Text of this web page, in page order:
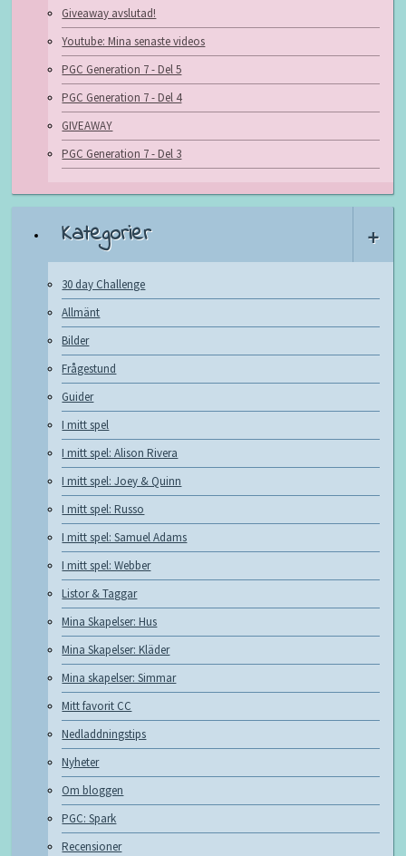
Giveaway avslutad!
Youtube: Mina senaste videos
PGC Generation 7 - Del 5
PGC Generation 7 - Del 4
GIVEAWAY
PGC Generation 7 - Del 3
Kategorier +
30 day Challenge
Allmänt
Bilder
Frågestund
Guider
I mitt spel
I mitt spel: Alison Rivera
I mitt spel: Joey & Quinn
I mitt spel: Russo
I mitt spel: Samuel Adams
I mitt spel: Webber
Listor & Taggar
Mina Skapelser: Hus
Mina Skapelser: Kläder
Mina skapelser: Simmar
Mitt favorit CC
Nedladdningstips
Nyheter
Om bloggen
PGC: Spark
Recensioner